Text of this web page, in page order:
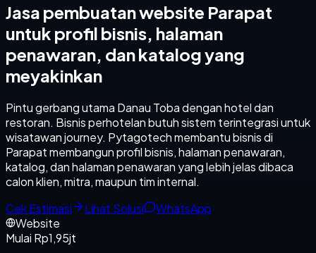
Jasa pembuatan website Parapat
untuk profil bisnis, halaman
penawaran, dan katalog yang
meyakinkan
Pintu gerbang utama Danau Toba dengan hotel dan
restoran. Bisnis perhotelan butuh sistem terintegrasi untuk
wisatawan journey. Pytagotech membantu bisnis di
Parapat membangun profil bisnis, halaman penawaran,
katalog, dan halaman penawaran yang lebih jelas dibaca
calon klien, mitra, maupun tim internal.
Cek Estimasi
Lihat Solusi
WhatsApp
Website
Mulai Rp1,95jt